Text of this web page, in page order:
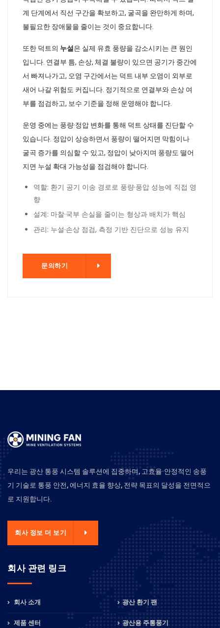
계 단계에서 직선 구간을 확보하고, 굴곡을 완만하게 하며,
불필요한 장애물을 줄이는 것이 중요합니다.
또한 덕트의 누설 은 실제 유효 풍량을 감소시키는 큰 원인
입니다. 연결부 틈, 손상, 체결 불량이 있으면 공기가 중간에
서 빠져나가고, 오염 구간에서는 덕트 내부 오염이 외부로
새어 나갈 위험도 커집니다. 정기적으로 연결부와 손상 여
부를 점검하고, 보수 기준을 정해 운영해야 합니다.
운영 중에는 풍량·정압 변화를 통해 덕트 상태를 진단할 수
있습니다. 정압이 상승하면서 풍량이 떨어지면 막힘이나
굴곡 증가를 의심할 수 있고, 정압이 낮아지며 풍량도 떨어
지면 누설 확대 가능성을 점검해야 합니다.
역할: 환기 공기 이송 경로로 풍량·풍압 성능에 직접 영
향
설계: 마찰·국부 손실을 줄이는 형상과 배치가 핵심
관리: 누설·손상 점검, 측정 기반 진단으로 성능 유지
문의하기
우리는 광산 통풍 시스템 솔루션에 집중하며, 고효율·안정적인 송풍
기 기술로 통풍 안전, 에너지 효율 향상, 전략 목표의 달성을 전면적으
로 지원합니다.
회사 정보 더 보기
회사 관련 링크
회사 소개
제품 센터
광산 환기 팬
광산용 주통풍기